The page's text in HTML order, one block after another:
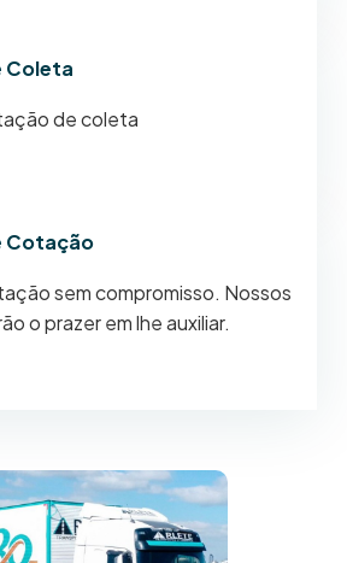
Coleta
de coleta
Cotação
sem compromisso. Nossos
o prazer em lhe auxiliar.